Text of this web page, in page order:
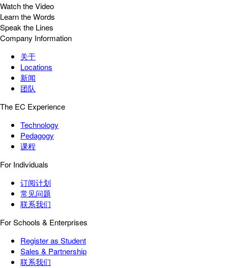
Watch the Video
Learn the Words
Speak the Lines
Company Information
关于
Locations
新闻
团队
The EC Experience
Technology
Pedagogy
课程
For Individuals
订阅计划
常见问题
联系我们
For Schools & Enterprises
Register as Student
Sales & Partnership
联系我们